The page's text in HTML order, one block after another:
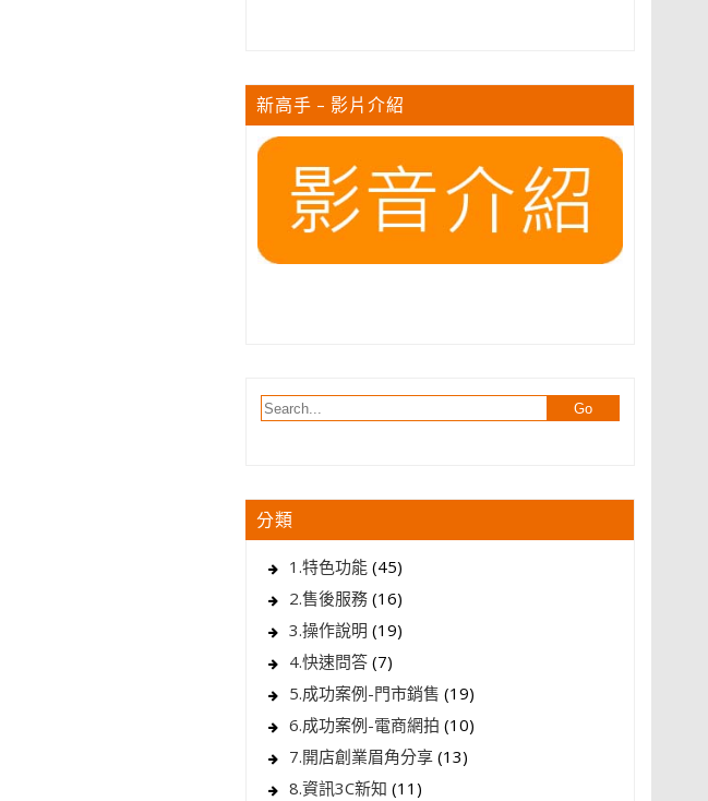
新高手 – 影片介紹
分類
1.特色功能 (45)
2.售後服務 (16)
3.操作說明 (19)
4.快速問答 (7)
5.成功案例-門市銷售 (19)
6.成功案例-電商網拍 (10)
7.開店創業眉角分享 (13)
8.資訊3C新知 (11)